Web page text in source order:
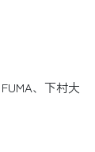
、下村大